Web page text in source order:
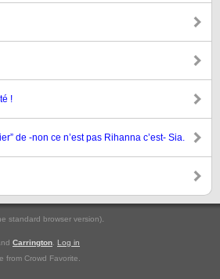
!
de -non ce n’est pas Rihanna c’est- Sia.
standard browser version).
Carrington
Log in
from Crowd Favorite.